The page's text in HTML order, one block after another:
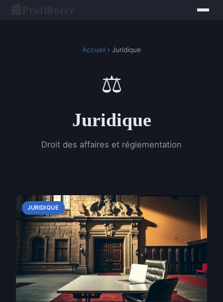
Accueil › Juridique
⚖️
Juridique
Droit des affaires et réglementation
JURIDIQUE